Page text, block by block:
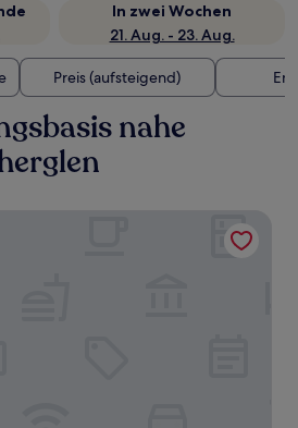
In zwei Wochen
21. Aug. - 23. Aug.
Preis (aufsteigend)
nahe